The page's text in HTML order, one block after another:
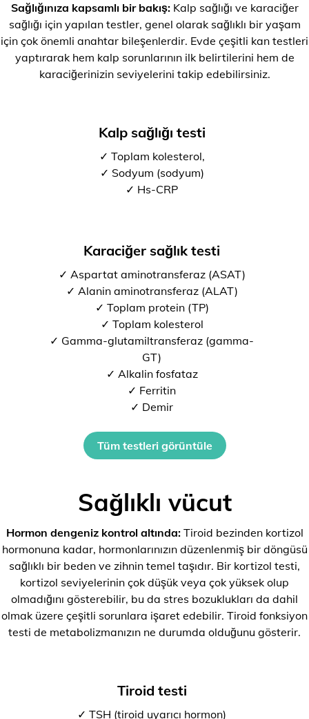
Sağlığınıza kapsamlı bir bakış:Kalp sağlığı ve karaciğer
sağlığı için yapılan testler, genel olarak sağlıklı bir yaşam
için çok önemli anahtar bileşenlerdir. Evde çeşitli kan testleri
yaptırarak hem kalp sorunlarının ilk belirtilerini hem de
karaciğerinizin seviyelerini takip edebilirsiniz.
Kalp sağlığı testi
✓ Toplam kolesterol,
✓ Sodyum (sodyum)
✓ Hs-CRP
Karaciğer sağlık testi
✓ Aspartat aminotransferaz (ASAT)
✓ Alanin aminotransferaz (ALAT)
✓ Toplam protein (TP)
✓ Toplam kolesterol
✓ Gamma-glutamiltransferaz (gamma-
GT)
✓ Alkalin fosfataz
✓ Ferritin
✓ Demir
Tüm testleri görüntüle
Sağlıklı vücut
Hormon dengeniz kontrol altında:Tiroid bezinden kortizol
hormonuna kadar, hormonlarınızın düzenlenmiş bir döngüsü
sağlıklı bir beden ve zihnin temel taşıdır. Bir kortizol testi,
kortizol seviyelerinin çok düşük veya çok yüksek olup
olmadığını gösterebilir, bu da stres bozuklukları da dahil
olmak üzere çeşitli sorunlara işaret edebilir. Tiroid fonksiyon
testi de metabolizmanızın ne durumda olduğunu gösterir.
Tiroid testi
✓ TSH (tiroid uyarıcı hormon)